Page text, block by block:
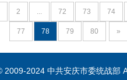
2 ... 72 73 74
77 78 79 80 »
2009-2024 中共安庆市委统战部